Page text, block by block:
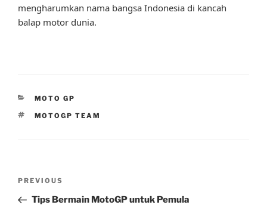
mengharumkan nama bangsa Indonesia di kancah
balap motor dunia.
CATEGORIES
MOTO GP
TAGS
MOTOGP TEAM
Previous
Post
PREVIOUS
Tips Bermain MotoGP untuk Pemula